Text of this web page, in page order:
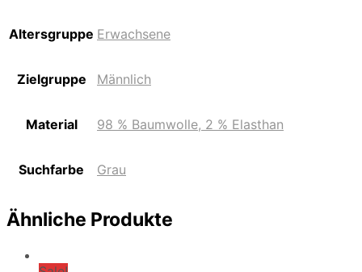
Altersgruppe Erwachsene
Zielgruppe Männlich
Material 98 % Baumwolle, 2 % Elasthan
Suchfarbe Grau
Ähnliche Produkte